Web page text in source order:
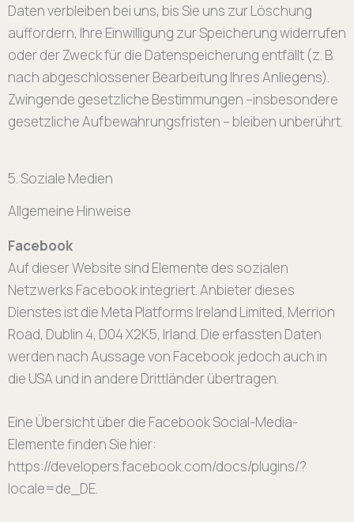
Daten verbleiben bei uns, bis Sie uns zur Löschung
auffordern, Ihre Einwilligung zur Speicherung widerrufen
oder der Zweck für die Datenspeicherung entfällt (z. B.
nach abgeschlossener Bearbeitung Ihres Anliegens).
Zwingende gesetzliche Bestimmungen –insbesondere
gesetzliche Aufbewahrungsfristen – bleiben unberührt.
5. Soziale Medien
Allgemeine Hinweise
Facebook
Auf dieser Website sind Elemente des sozialen
Netzwerks Facebook integriert. Anbieter dieses
Dienstes ist die Meta Platforms Ireland Limited, Merrion
Road, Dublin 4, D04 X2K5, Irland. Die erfassten Daten
werden nach Aussage von Facebook jedoch auch in
die USA und in andere Drittländer übertragen.
Eine Übersicht über die Facebook Social-Media-
Elemente finden Sie hier:
https://developers.facebook.com/docs/plugins/?
locale=de_DE.